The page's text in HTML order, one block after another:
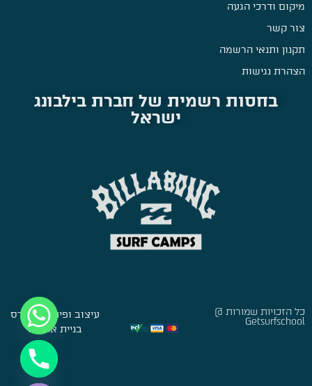
מיקום ודרכי הגעה
צור קשר
תקנון ותנאי הרשמה
הצהרת נגישות
בחסות רשמית של חברת בילבונג
ישראל
כל הזכויות שמורות @
Getsurfschool
עיצוב ופיתוח:סברס
בניית אתרים
Hide chaty